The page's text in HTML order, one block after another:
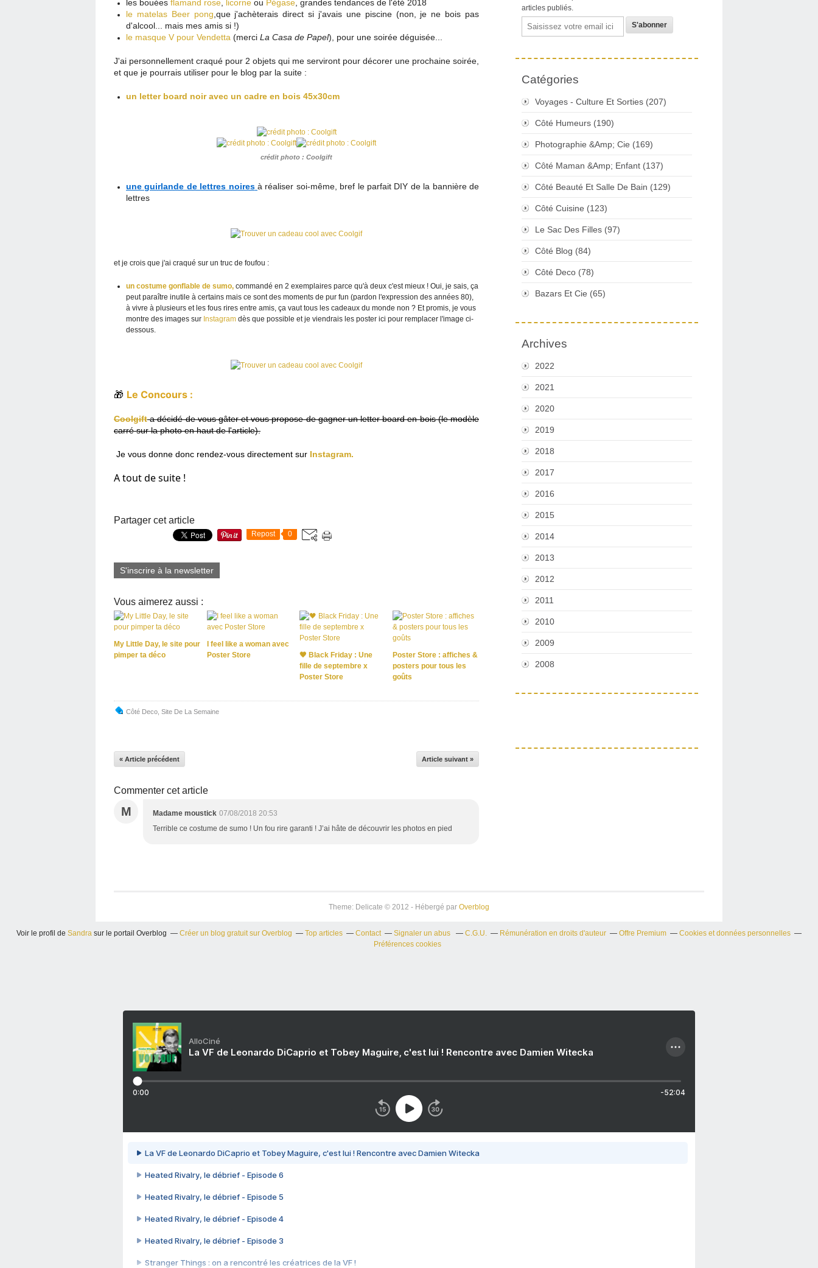
les bouées flamand rose licorne ou Pégase , grandes tendances de l'été 2018
le matelas Beer pong ,que j'achèterais direct si j'avais une piscine (non, je ne bois pas
d'alcool... mais mes amis si !)
le masque V pour Vendetta (merci La Casa de Papel), pour une soirée déguisée...
J'ai personnellement craqué pour 2 objets qui me serviront pour décorer une prochaine soirée,
et que je pourrais utiliser pour le blog par la suite :
un letter board noir avec un cadre en bois 45x30cm
crédit photo : Coolgift
une guirlande de lettres noires à réaliser soi-même, bref le parfait DIY de la bannière de
lettres
et je crois que j'ai craqué sur un truc de foufou :
un costume gonflable de sumo, commandé en 2 exemplaires parce qu'à deux c'est mieux ! Oui, je sais, ça
peut paraître inutile à certains mais ce sont des moments de pur fun (pardon l'expression des années 80),
à vivre à plusieurs et les fous rires entre amis, ça vaut tous les cadeaux du monde non ? Et promis, je vous
montre des images sur Instagram dès que possible et je viendrais les poster ici pour remplacer l'image ci-
dessous.
🎁 Le Concours :
Coolgifta décidé de vous gâter et vous propose de gagner un letter board en bois (le modèle
carré sur la photo en haut de l'article).
Je vous donne donc rendez-vous directement sur Instagram.
A tout de suite !
Partager cet article
Repost 0
S'inscrire à la newsletter
Vous aimerez aussi :
My Little Day, le site pour
pimper ta déco
I feel like a woman avec
Poster Store
🖤 Black Friday : Une
fille de septembre x
Poster Store
Poster Store : affiches &
posters pour tous les
goûts
Côté Deco Site De La Semaine
« Article précédent Article suivant »
Commenter cet article
M Madame moustick 07/08/2018 20:53
Terrible ce costume de sumo ! Un fou rire garanti ! J’ai hâte de découvrir les photos en pied
articles publiés.
Email
Catégories
Voyages - Culture Et Sorties (207)
Côté Humeurs (190)
Photographie &Amp; Cie (169)
Côté Maman &Amp; Enfant (137)
Côté Beauté Et Salle De Bain (129)
Côté Cuisine (123)
Le Sac Des Filles (97)
Côté Blog (84)
Côté Deco (78)
Bazars Et Cie (65)
Archives
2022
2021
2020
2019
2018
2017
2016
2015
2014
2013
2012
2011
2010
2009
2008
Theme: Delicate © 2012 - Hébergé par Overblog
Voir le profil de Sandra sur le portail Overblog Créer un blog gratuit sur Overblog Top articles Contact Signaler un abus C.G.U. Rémunération en droits d'auteur Offre Premium
Cookies et données personnelles
Préférences cookies
AlloCiné
La VF de Leonardo DiCaprio et Tobey Maguire, c'est lui ! Rencontre avec Damien Witecka
0:00 -52:04
La VF de Leonardo DiCaprio et Tobey Maguire, c'est lui ! Rencontre avec Damien Witecka
Heated Rivalry, le débrief - Episode 6
Heated Rivalry, le débrief - Episode 5
Heated Rivalry, le débrief - Episode 4
Heated Rivalry, le débrief - Episode 3
Stranger Things : on a rencontré les créatrices de la VF !